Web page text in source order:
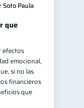
Soto Paula
que
efectos
emocional,
si no las
financieros
que